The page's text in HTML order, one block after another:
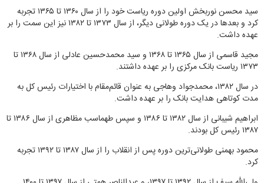
سید محسن نوربخش اولین دوره ریاست خود را از سال ۱۳۶۰ تا ۱۳۶۵ تجربه
کرد و بعدها در یک دوره طولانی دیگر، از سال ۱۳۷۳ تا ۱۳۸۲ نیز این سمت را بر
عهده داشت.
مجید قاسمی از سال ۱۳۶۵ تا ۱۳۶۸ و سید محمدحسین عادلی از سال ۱۳۶۸ تا
۱۳۷۳ ریاست بانک مرکزی را بر عهده داشتند.
در سال ۱۳۸۲، محمدجواد وهاجی به عنوان قائم‌مقام با اختیارات رئیس کل به
مدت کوتاهی هدایت بانک را بر عهده داشت.
ابراهیم شیبانی از سال ۱۳۸۲ تا ۱۳۸۶ و سپس طهماسب مظاهری از سال ۱۳۸۶ تا
۱۳۸۷ رئیس کل بودند.
محمود بهمنی طولانی‌ترین دوره پس از انقلاب را از سال ۱۳۸۷ تا ۱۳۹۲ تجربه
کرد.